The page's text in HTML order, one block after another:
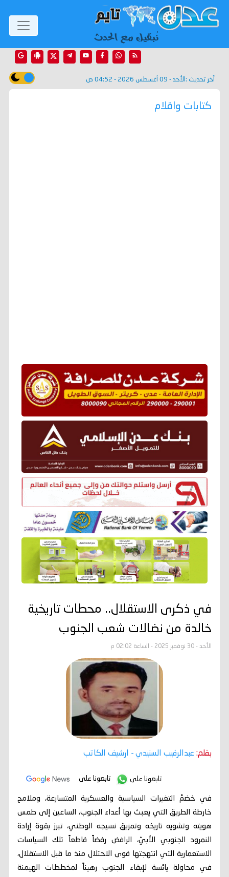
آخر تحديث : الأحد - 09 أغسطس 2026 - 04:52 ص
كتابات واقلام
في ذكرى الاستقلال.. محطات تاريخية
خالدة من نضالات شعب الجنوب
الأحد - 30 نوفمبر 2025 - الساعة 02:02 م
بقلم: عبدالرقيب السنيدي - ارشيف الكاتب
تابعونا على تابعونا على
في خضمِّ التغيرات السياسية والعسكرية المتسارعة، وملامح
خارطة الطريق التي يعبث بها أعداء الجنوب، الساعين إلى طمس
هويته وتشويه تاريخه وتمزيق نسيجه الوطني، تبرز بقوة إرادة
النمرود الجنوبي الأبيّ، الرافض رفضاً قاطعاً تلك السياسات
الاستعمارية التي انتهجتها قوى الاحتلال منذ ما قبل الاستقلال،
في محاولة يائسة لإبقاء الجنوب رهيناً لمخططات الهيمنة